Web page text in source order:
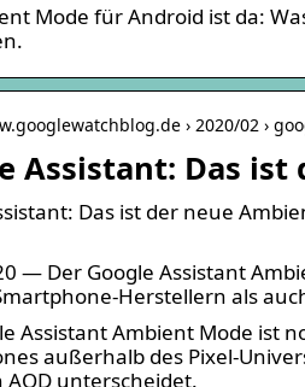
Mode für Android ist da:
› 2020/02 ›
Assistant: Das
Das ist der neue
— Der Google Assistant
Herstellern als
Assistant Ambient Mode ist
außerhalb des Pixel-
unterscheidet.